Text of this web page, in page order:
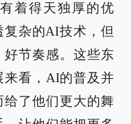
着得天独厚的优
杂的AI技术，但
节奏感。这些东
看，AI的普及并
了他们更大的舞